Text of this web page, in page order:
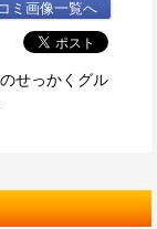
ミ画像一覧へ
せっかくグル